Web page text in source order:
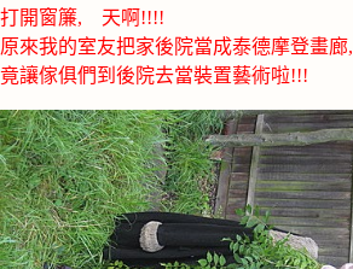
打開窗簾, 天啊!!!!
原來我的室友把家後院當成泰德摩登畫廊,
竟讓傢俱們到後院去當裝置藝術啦!!!